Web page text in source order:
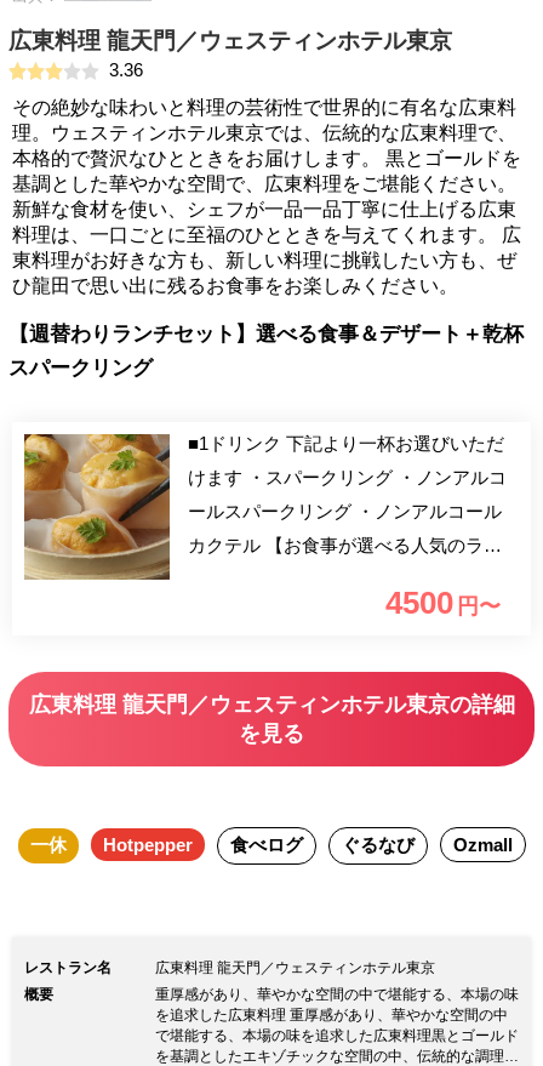
広東料理 龍天門／ウェスティンホテル東京
3.36
その絶妙な味わいと料理の芸術性で世界的に有名な広東料
理。ウェスティンホテル東京では、伝統的な広東料理で、
本格的で贅沢なひとときをお届けします。 黒とゴールドを
基調とした華やかな空間で、広東料理をご堪能ください。
新鮮な食材を使い、シェフが一品一品丁寧に仕上げる広東
料理は、一口ごとに至福のひとときを与えてくれます。 広
東料理がお好きな方も、新しい料理に挑戦したい方も、ぜ
ひ龍田で思い出に残るお食事をお楽しみください。
【週替わりランチセット】選べる食事＆デザート＋乾杯
スパークリング
■1ドリンク 下記より一杯お選びいただ
けます ・スパークリング ・ノンアルコ
ールスパークリング ・ノンアルコール
カクテル 【お食事が選べる人気のラン
で個室確約～ メイン料理をお選びいた
ク付き！シャンパン、スパークリングワ
イン、カクテルよりお選びいただけま
す。この機会にぜひご利用くださいま
4500 円〜
広東料理 龍天門／ウェスティンホテル東京の詳細
を見る
一休 Hotpepper 食べログ ぐるなび Ozmall
レストラン名
広東料理 龍天門／ウェスティンホテル東京
概要
重厚感があり、華やかな空間の中で堪能する、本場の味
を追求した広東料理 重厚感があり、華やかな空間の中
で堪能する、本場の味を追求した広東料理黒とゴールド
を基調としたエキゾチックな空間の中、伝統的な調理法